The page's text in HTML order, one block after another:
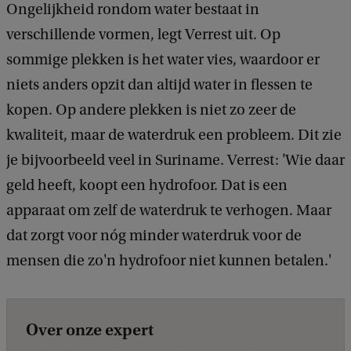
Ongelijkheid rondom water bestaat in
verschillende vormen, legt Verrest uit. Op
sommige plekken is het water vies, waardoor er
niets anders opzit dan altijd water in flessen te
kopen. Op andere plekken is niet zo zeer de
kwaliteit, maar de waterdruk een probleem. Dit zie
je bijvoorbeeld veel in Suriname. Verrest: 'Wie daar
geld heeft, koopt een hydrofoor. Dat is een
apparaat om zelf de waterdruk te verhogen. Maar
dat zorgt voor nóg minder waterdruk voor de
mensen die zo'n hydrofoor niet kunnen betalen.'
Over onze expert